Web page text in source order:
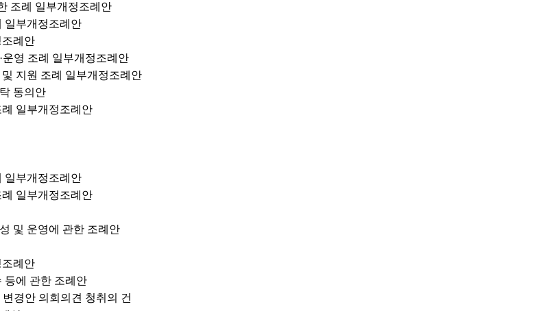
조례 일부개정조례안
일부개정조례안
조례안
영 조례 일부개정조례안
지원 조례 일부개정조례안
동의안
일부개정조례안
일부개정조례안
일부개정조례안
및 운영에 관한 조례안
조례안
등에 관한 조례안
경안 의회의견 청취의 건